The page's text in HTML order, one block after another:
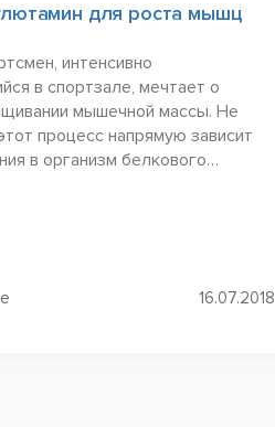
для роста мышц
интенсивно
в спортзале, мечтает о
мышечной массы. Не
процесс напрямую зависит
в организм белкового
16.07.2018